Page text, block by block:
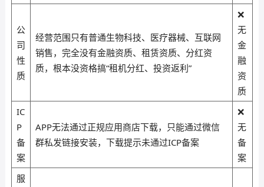
公
司
性
质
经营范围只有普通生物科技、医疗器械、互联网
销售，完全没有金融资质、租赁资质、分红资
质，根本没资格搞“租机分红、投资返利”
❌
无
金
融
资
质
IC
P
备
案
APP无法通过正规应用商店下载，只能通过微信
群私发链接安装，下载提示未通过ICP备案
❌
无
备
案
服